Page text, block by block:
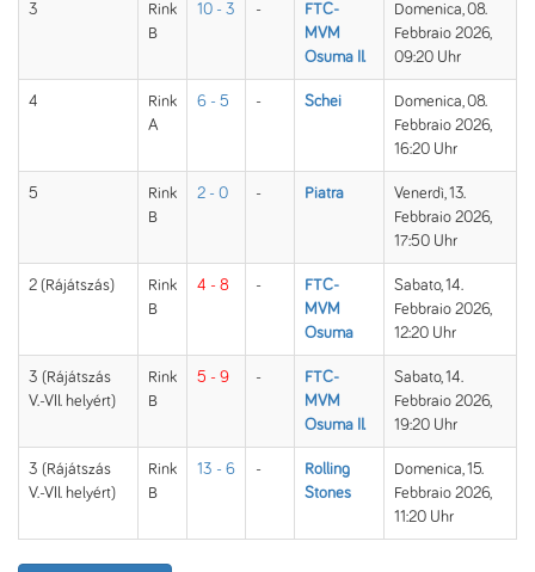
3
Rink
B
10 - 3 -
FTC-
MVM
Osuma II.
Domenica, 08.
Febbraio 2026,
09:20 Uhr
4
Rink
A
6 - 5 - Schei
Domenica, 08.
Febbraio 2026,
16:20 Uhr
5
Rink
B
2 - 0 - Piatra
Venerdì, 13.
Febbraio 2026,
17:50 Uhr
2 (Rájátszás)
Rink
B
4 - 8 -
FTC-
MVM
Osuma
Sabato, 14.
Febbraio 2026,
12:20 Uhr
3 (Rájátszás
V.-VII. helyért)
Rink
B
5 - 9 -
FTC-
MVM
Osuma II.
Sabato, 14.
Febbraio 2026,
19:20 Uhr
3 (Rájátszás
V.-VII. helyért)
Rink
B
13 - 6 -
Rolling
Stones
Domenica, 15.
Febbraio 2026,
11:20 Uhr